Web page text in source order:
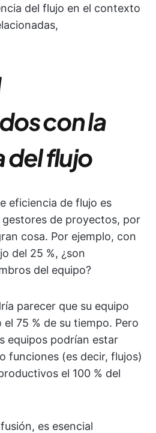
del flujo en el contexto
con la
del flujo
eficiencia de flujo es
de proyectos, por
cosa. Por ejemplo, con
del 25 %, ¿son
del equipo?
parecer que su equipo
75 % de su tiempo. Pero
equipos podrían estar
funciones (es decir, flujos)
el 100 % del
es esencial